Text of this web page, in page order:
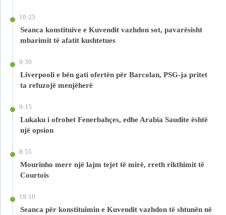
10:25
Seanca konstituive e Kuvendit vazhdon sot, pavarësisht
mbarimit të afatit kushtetues
9:30
Liverpooli e bën gati ofertën për Barcolan, PSG-ja pritet
ta refuzojë menjëherë
9:15
Lukaku i ofrohet Fenerbahçes, edhe Arabia Saudite është
një opsion
8:55
Mourinho merr një lajm tejet të mirë, rreth rikthimit të
Courtois
19:10
Seanca për konstituimin e Kuvendit vazhdon të shtunën në